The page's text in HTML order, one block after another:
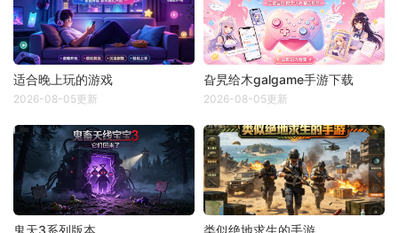
适合晚上玩的游戏
2026-08-05更新
旮旯给木galgame手游下载
2026-08-05更新
鬼天3系列版本 类似绝地求生的手游